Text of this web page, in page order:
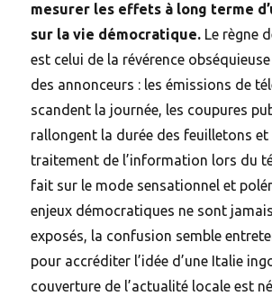
mesurer les effets à long terme
sur la vie démocratique. Le règne
est celui de la révérence
des annonceurs : les émissions de
scandent la journée, les coupures
rallongent la durée des feuilletons et
traitement de l’information lors du
fait sur le mode sensationnel et
enjeux démocratiques ne sont
exposés, la confusion semble
pour accréditer l’idée d’une Italie
couverture de l’actualité locale est